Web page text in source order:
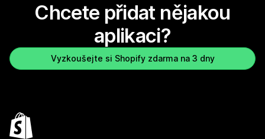
Chcete přidat nějakou
aplikaci?
Vyzkoušejte si Shopify zdarma na 3 dny